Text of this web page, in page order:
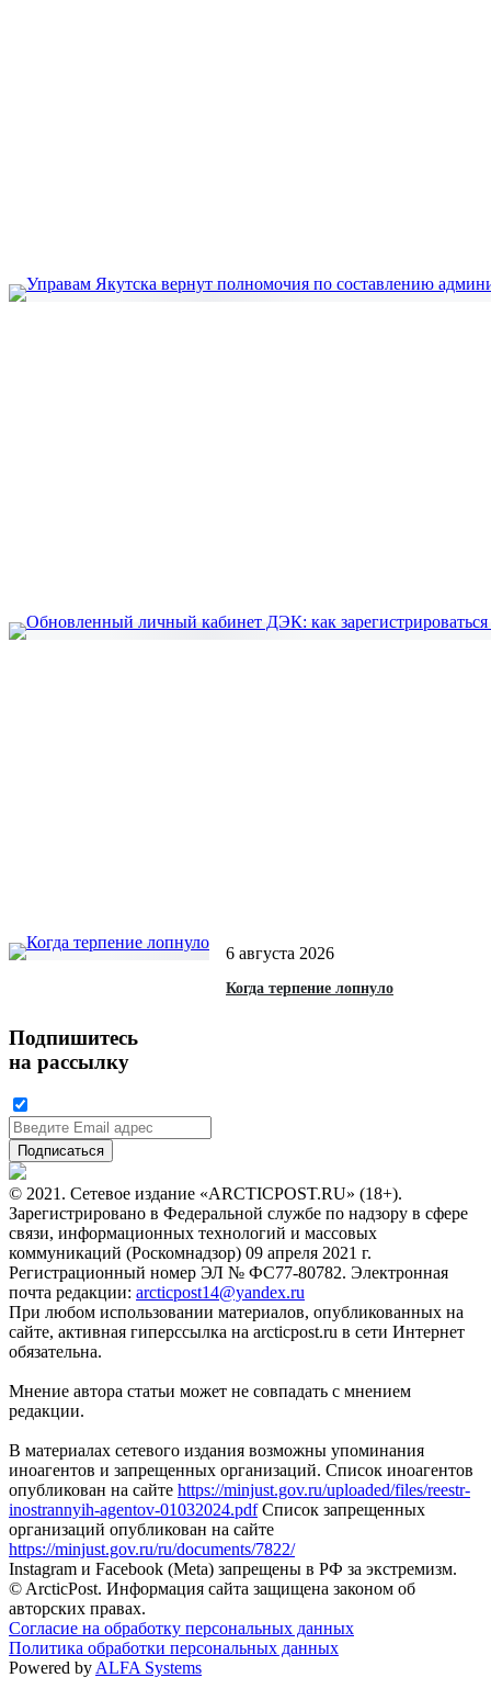
6 августа 2026
Когда терпение лопнуло
Подпишитесь
на рассылку
© 2021. Сетевое издание «ARCTICPOST.RU» (18+).
Зарегистрировано в Федеральной службе по надзору в сфере
связи, информационных технологий и массовых
коммуникаций (Роскомнадзор) 09 апреля 2021 г.
Регистрационный номер ЭЛ № ФС77-80782. Электронная
почта редакции: arcticpost14@yandex.ru
При любом использовании материалов, опубликованных на
сайте, активная гиперссылка на arcticpost.ru в сети Интернет
обязательна.
Мнение автора статьи может не совпадать с мнением
редакции.
В материалах сетевого издания возможны упоминания
иноагентов и запрещенных организаций. Список иноагентов
опубликован на сайте https://minjust.gov.ru/uploaded/files/reestr-
inostrannyih-agentov-01032024.pdfСписок запрещенных
организаций опубликован на сайте
https://minjust.gov.ru/ru/documents/7822/
Instagram и Facebook (Metа) запрещены в РФ за экстремизм.
© ArcticPost. Информация сайта защищена законом об
авторских правах.
Согласие на обработку персональных данных
Политика обработки персональных данных
Powered by ALFA Systems